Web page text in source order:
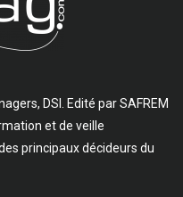
DSI. Edité par SAFREM
et de veille
principaux décideurs du